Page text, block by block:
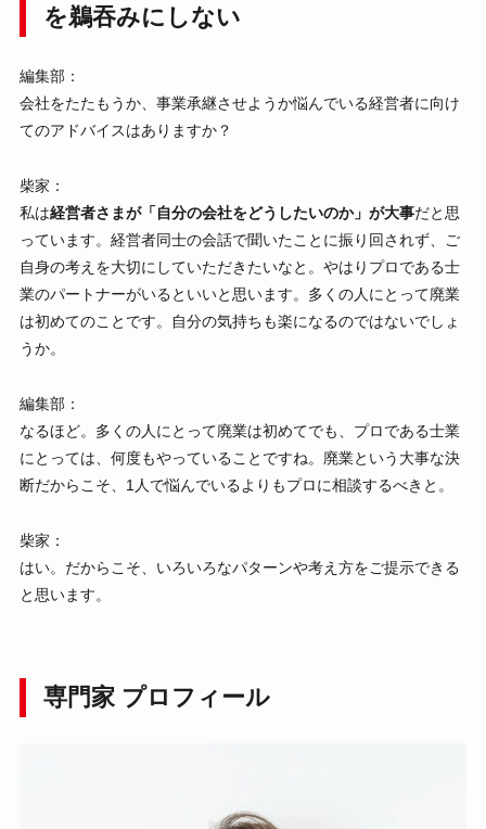
を鵜吞みにしない
編集部：
会社をたたもうか、事業承継させようか悩んでいる経営者に向け
てのアドバイスはありますか？
柴家：
私は経営者さまが「自分の会社をどうしたいのか」が大事だと思
っています。経営者同士の会話で聞いたことに振り回されず、ご
自身の考えを大切にしていただきたいなと。やはりプロである士
業のパートナーがいるといいと思います。多くの人にとって廃業
は初めてのことです。自分の気持ちも楽になるのではないでしょ
うか。
編集部：
なるほど。多くの人にとって廃業は初めてでも、プロである士業
にとっては、何度もやっていることですね。廃業という大事な決
断だからこそ、1人で悩んでいるよりもプロに相談するべきと。
柴家：
はい。だからこそ、いろいろなパターンや考え方をご提示できる
と思います。
専門家 プロフィール